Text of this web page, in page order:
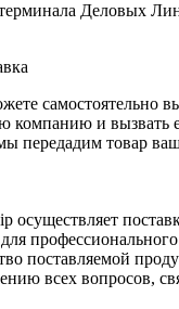
Деловых
самостоятельно
компанию и вызвать
передадим товар
осуществляет
поставляемой
всех вопросов,